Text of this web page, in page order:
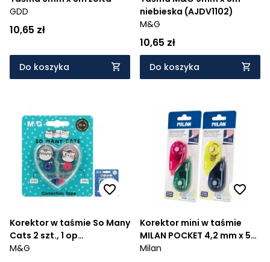
GDD
10,65 zł
Do koszyka
niebieska (AJDV1102)
M&G
10,65 zł
Do koszyka
Korektor w taśmie So Many
Cats 2 szt., 1 op
(HACT1257)
M&G
Korektor mini w taśmie
MILAN POCKET 4,2 mm x 5
m, 2 szt. (1302912)
Milan